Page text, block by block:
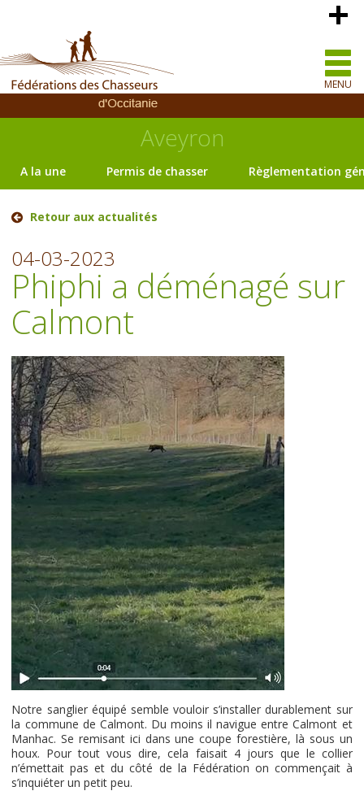
MENU
Aveyron
A la une Permis de chasser Règlementation
Retour aux actualités
04-03-2023
Phiphi a déménagé sur
Calmont
Notre sanglier équipé semble vouloir s’installer durablement sur
la commune de Calmont. Du moins il navigue entre Calmont et
Manhac. Se remisant ici dans une coupe forestière, là sous un
houx. Pour tout vous dire, cela faisait 4 jours que le collier
n’émettait pas et du côté de la Fédération on commençait à
s’inquiéter un petit peu.